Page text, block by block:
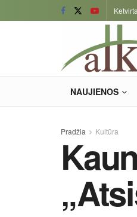
NAUJIENOS
Pradžia Kultūra